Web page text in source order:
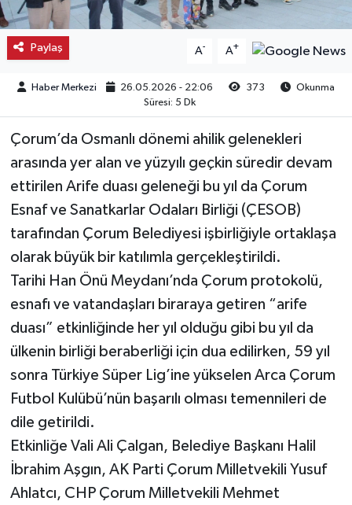
Paylaş A- A+
Haber Merkezi 26.05.2026 - 22:06 373
Okunma
Süresi: 5 Dk
Çorum’da Osmanlı dönemi ahilik gelenekleri
arasında yer alan ve yüzyılı geçkin süredir devam
ettirilen Arife duası geleneği bu yıl da Çorum
Esnaf ve Sanatkarlar Odaları Birliği (ÇESOB)
tarafından Çorum Belediyesi işbirliğiyle ortaklaşa
olarak büyük bir katılımla gerçekleştirildi.
Tarihi Han Önü Meydanı’nda Çorum protokolü,
esnafı ve vatandaşları biraraya getiren “arife
duası” etkinliğinde her yıl olduğu gibi bu yıl da
ülkenin birliği beraberliği için dua edilirken, 59 yıl
sonra Türkiye Süper Lig’ine yükselen Arca Çorum
Futbol Kulübü’nün başarılı olması temennileri de
dile getirildi.
Etkinliğe Vali Ali Çalgan, Belediye Başkanı Halil
İbrahim Aşgın, AK Parti Çorum Milletvekili Yusuf
Ahlatcı, CHP Çorum Milletvekili Mehmet
Kargı
Oğuzlar
Ortaköy
Osmancık
Sungurlu
Uğurludağ
Sağlık